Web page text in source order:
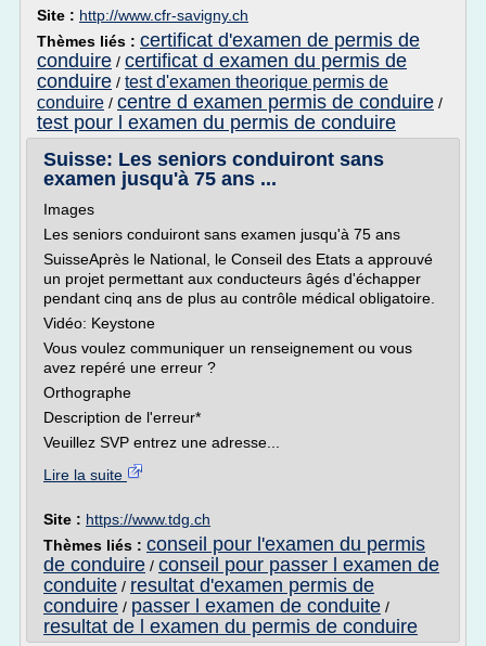
Site : http://www.cfr-savigny.ch
Thèmes liés : certificat d'examen de permis de
conduire / certificat d examen du permis de
conduire / test d'examen theorique permis de
conduire / centre d examen permis de conduire /
test pour l examen du permis de conduire
Suisse: Les seniors conduiront sans
examen jusqu'à 75 ans ...
Images
Les seniors conduiront sans examen jusqu'à 75 ans
SuisseAprès le National, le Conseil des Etats a approuvé
un projet permettant aux conducteurs âgés d'échapper
pendant cinq ans de plus au contrôle médical obligatoire.
Vidéo: Keystone
Vous voulez communiquer un renseignement ou vous
avez repéré une erreur ?
Orthographe
Description de l'erreur*
Veuillez SVP entrez une adresse...
Lire la suite
Site : https://www.tdg.ch
Thèmes liés : conseil pour l'examen du permis
de conduire / conseil pour passer l examen de
conduite / resultat d'examen permis de
conduire / passer l examen de conduite /
resultat de l examen du permis de conduire